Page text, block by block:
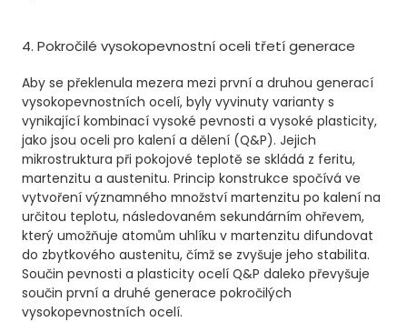
4. Pokročilé vysokopevnostní oceli třetí generace
Aby se překlenula mezera mezi první a druhou generací
vysokopevnostních ocelí, byly vyvinuty varianty s
vynikající kombinací vysoké pevnosti a vysoké plasticity,
jako jsou oceli pro kalení a dělení (Q&P). Jejich
mikrostruktura při pokojové teplotě se skládá z feritu,
martenzitu a austenitu. Princip konstrukce spočívá ve
vytvoření významného množství martenzitu po kalení na
určitou teplotu, následovaném sekundárním ohřevem,
který umožňuje atomům uhlíku v martenzitu difundovat
do zbytkového austenitu, čímž se zvyšuje jeho stabilita.
Součin pevnosti a plasticity ocelí Q&P daleko převyšuje
součin první a druhé generace pokročilých
vysokopevnostních ocelí.